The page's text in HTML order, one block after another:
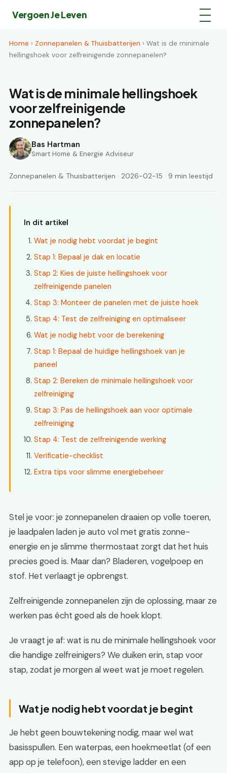
Vergoen Je Leven
Home › Zonnepanelen & Thuisbatterijen › Wat is de minimale
hellingshoek voor zelfreinigende zonnepanelen?
Wat is de minimale hellingshoek
voor zelfreinigende
zonnepanelen?
Bas Hartman
Smart Home & Energie Adviseur
Zonnepanelen & Thuisbatterijen · 2026-02-15 · 9 min leestijd
In dit artikel
Wat je nodig hebt voordat je begint
Stap 1: Bepaal je dak en locatie
Stap 2: Kies de juiste hellingshoek voor
zelfreinigende panelen
Stap 3: Monteer de panelen met de juiste hoek
Stap 4: Test de zelfreiniging en optimaliseer
Wat je nodig hebt voor de berekening
Stap 1: Bepaal de huidige hellingshoek van je
paneel
Stap 2: Bereken de minimale hellingshoek voor
zelfreiniging
Stap 3: Pas de hellingshoek aan voor optimale
zelfreiniging
Stap 4: Test de zelfreinigende werking
Verificatie-checklist
Extra tips voor slimme energiebeheer
Stel je voor: je zonnepanelen draaien op volle toeren,
je laadpalen laden je auto vol met gratis zonne-
energie en je slimme thermostaat zorgt dat het huis
precies goed is. Maar dan? Bladeren, vogelpoep en
stof. Het verlaagt je opbrengst.
Zelfreinigende zonnepanelen zijn de oplossing, maar ze
werken pas écht goed als de hoek klopt.
Je vraagt je af: wat is nu de minimale hellingshoek voor
die handige zelfreinigers? We duiken erin, stap voor
stap, zodat je morgen al weet wat je moet regelen.
Wat je nodig hebt voordat je begint
Je hebt geen bouwtekening nodig, maar wel wat
basisspullen. Een waterpas, een hoekmeetlat (of een
app op je telefoon), een stevige ladder en een